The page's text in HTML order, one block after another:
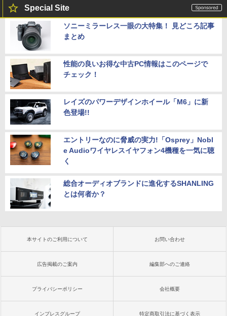
Special Site
ソニーミラーレス一眼の大特集！ 見どころ記事
まとめ
性能の良いお得な中古PC情報はこのページで
チェック！
レイズのパワーデザインホイール「M6」に新
色登場!!
エントリーなのに脅威の実力!「Osprey」Nobl
e Audioワイヤレスイヤフォン4機種を一気に聴
く
総合オーディオブランドに進化するSHANLING
とは何者か？
本サイトのご利用について お問い合わせ
広告掲載のご案内 編集部へのご連絡
プライバシーポリシー 会社概要
インプレスグループ 特定商取引法に基づく表示